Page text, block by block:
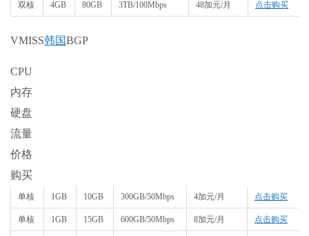
双核 4GB 80GB 3TB/100Mbps 48加元/月 点击购买
VMISS韩国BGP
CPU
内存
硬盘
流量
价格
购买
单核 1GB 10GB 300GB/50Mbps 4加元/月 点击购买
单核 1GB 15GB 600GB/50Mbps 8加元/月 点击购买